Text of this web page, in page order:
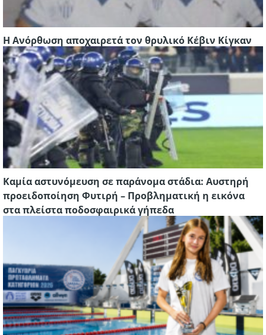
Η Ανόρθωση αποχαιρετά τον θρυλικό Κέβιν Κίγκαν
Καμία αστυνόμευση σε παράνομα στάδια: Αυστηρή
προειδοποίηση Φυτιρή – Προβληματική η εικόνα
στα πλείστα ποδοσφαιρικά γήπεδα